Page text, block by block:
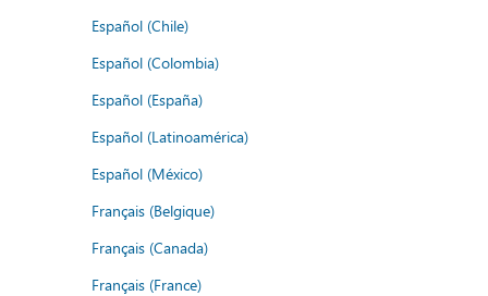
Español (Chile)
Español (Colombia)
Español (España)
Español (Latinoamérica)
Español (México)
Français (Belgique)
Français (Canada)
Français (France)